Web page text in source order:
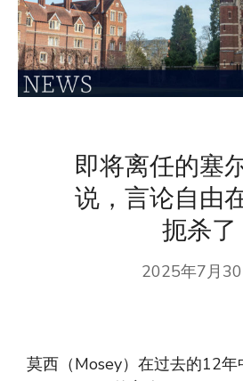
即将离任的塞
说，言论自由
扼杀了
2025年7月30
莫西（Mosey）在过去的12